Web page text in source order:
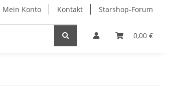
Mein Konto Kontakt Starshop-Forum
0,00 €